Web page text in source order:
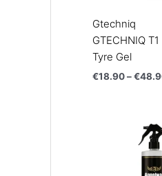
Gtechniq
GTECHNIQ
Tyre Gel
€18.90–€